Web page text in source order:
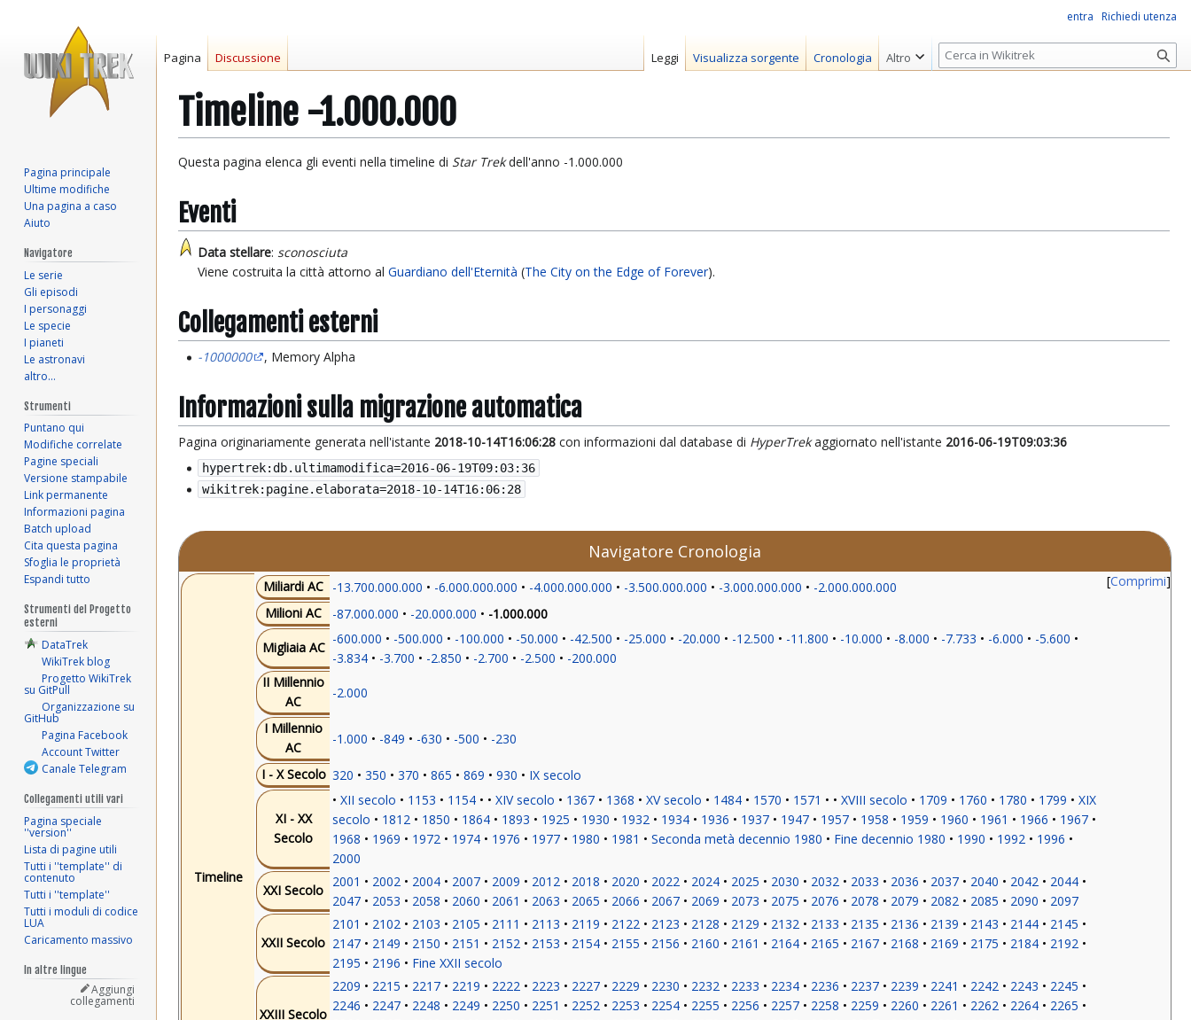
Timeline -1.000.000
Vai
navigazione
Vai
ricerca
Questa pagina elenca gli eventi nella timeline di Star Trekdell'anno -1.000.000
Eventi
Data stellare: sconosciuta
Viene costruita la città attorno alGuardiano dell'Eternità (The City on the Edge of Forever).
Collegamenti esterni
-1000000 , Memory Alpha
Informazioni sulla migrazione automatica
Pagina originariamente generata nell'istante 2018-10-14T16:06:28 con informazioni dal database di HyperTrekaggiornato nell'istante 2016-06-19T09:03:36
hypertrek:db.ultimamodifica=2016-06-19T09:03:36
wikitrek:pagine.elaborata=2018-10-14T16:06:28
Navigatore Cronologia
Comprimi
Timeline
Miliardi AC -13.700.000.000 -6.000.000.000 -4.000.000.000 -3.500.000.000 -3.000.000.000
-2.000.000.000
Milioni AC
-87.000.000 -20.000.000
-1.000.000
Migliaia AC
-600.000 -500.000 -100.000 -50.000 -42.500 -25.000 -20.000 -12.500 -11.800 -10.000 -8.000 -7.733 -6.000
-5.600
-3.834
-3.700 -2.850 -2.700 -2.500
-200.000
II Millennio
AC
-2.000
I Millennio
AC
-1.000 -849 -630 -500 -230
I - X Secolo 320 350 370 865 869 930 IX secolo
XI - XX
Secolo
XII secolo 1153 1154 XIV secolo 1367 1368 XV secolo 1484 1570 1571 XVIII secolo 1709 1760 1780 1799
XIX
secolo
1812 1850 1864 1893 1925 1930 1932 1934 1936 1937 1947 1957 1958 1959 1960 1961 1966
1967
1968
1969 1972 1974 1976 1977 1980 1981 Seconda metà decennio 1980 Fine decennio 1980 1990 1992
1996
2000
XXI Secolo
2001 2002 2004 2007 2009 2012 2018 2020 2022 2024 2025 2030 2032 2033 2036 2037 2040 2042
2044
2047
2053 2058 2060 2061 2063 2065 2066 2067 2069 2073 2075 2076 2078 2079 2082 2085 2090 2097
XXII Secolo
2101 2102 2103 2105 2111 2113 2119 2122 2123 2128 2129 2132 2133 2135 2136 2139 2143 2144
2145
2147
2149 2150 2151 2152 2153 2154 2155 2156 2160 2161 2164 2165 2167 2168 2169 2175 2184
2192
2195
2196 Fine XXII secolo
XXIII Secolo
2209 2215 2217 2219 2222 2223 2227 2229 2230 2232 2233 2234 2236 2237 2239 2241 2242 2243
2245
2246
2247 2248 2249 2250 2251 2252 2253 2254 2255 2256 2257 2258 2259 2260 2261 2262 2264
2265
entra Richiedi utenza
Pagina Discussione Leggi Visualizza sorgente Cronologia Altro
R
i
r
Pagina principale
Ultime modifiche
Una pagina a caso
Aiuto
Navigatore
Le serie
Gli episodi
I personaggi
Le specie
I pianeti
Le astronavi
altro…
Strumenti
Puntano qui
Modifiche correlate
Pagine speciali
Versione stampabile
Link permanente
Informazioni pagina
Batch upload
Cita questa pagina
Sfoglia le proprietà
Espandi tutto
Strumenti del Progetto
esterni
DataTrek
WikiTrek blog
Progetto WikiTrek
su GitPull
Organizzazione su
GitHub
Pagina Facebook
Account Twitter
Canale Telegram
Collegamenti utili vari
Pagina speciale
''version''
Lista di pagine utili
Tutti i ''template'' di
contenuto
Tutti i ''template''
Tutti i moduli di codice
LUA
Caricamento massivo
In altre lingue
Aggiungi
collegamenti